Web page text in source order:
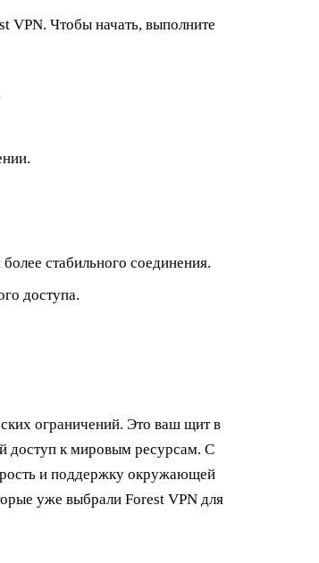
VPN. Чтобы начать, выполните
стабильного соединения.
доступа.
ограничений. Это ваш щит в
доступ к мировым ресурсам. С
и поддержку окружающей
уже выбрали Forest VPN для